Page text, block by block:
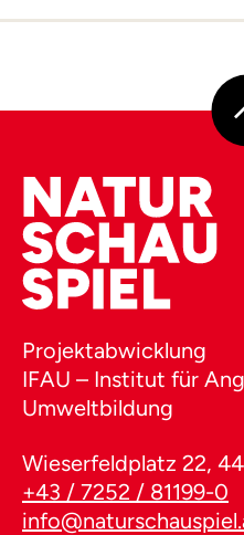
Projektabwicklung
IFAU – Institut für
Umweltbildung
Wieserfeldplatz 22,
+43 / 7252 / 81199-0